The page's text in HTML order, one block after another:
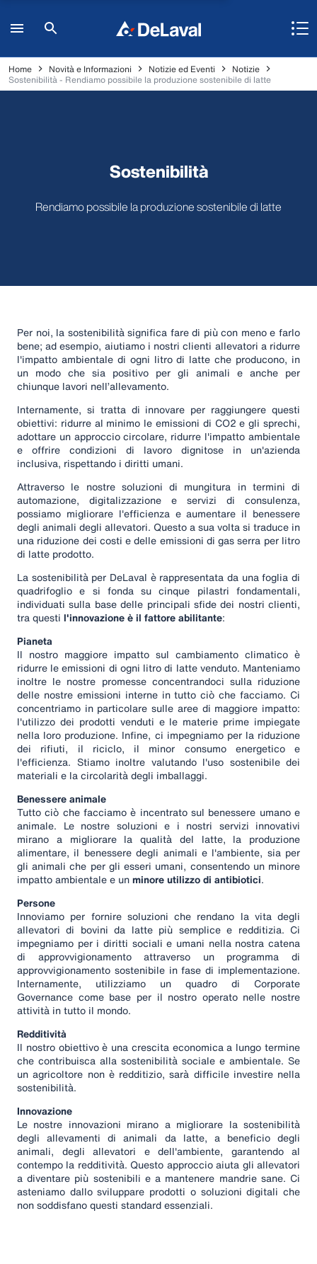
Home Novità e Informazioni Notizie ed Eventi
Notizie
Sostenibilità - Rendiamo possibile la produzione sostenibile di latte
Sostenibilità
Rendiamo possibile la produzione sostenibile di latte
Per noi, la sostenibilità significa fare di più con meno e farlo
bene; ad esempio, aiutiamo i nostri clienti allevatori a ridurre
l'impatto ambientale di ogni litro di latte che producono, in
un modo che sia positivo per gli animali e anche per
chiunque lavori nell’allevamento.
Internamente, si tratta di innovare per raggiungere questi
obiettivi: ridurre al minimo le emissioni di CO2 e gli sprechi,
adottare un approccio circolare, ridurre l'impatto ambientale
e offrire condizioni di lavoro dignitose in un'azienda
inclusiva, rispettando i diritti umani.
Attraverso le nostre soluzioni di mungitura in termini di
automazione, digitalizzazione e servizi di consulenza,
possiamo migliorare l'efficienza e aumentare il benessere
degli animali degli allevatori. Questo a sua volta si traduce in
una riduzione dei costi e delle emissioni di gas serra per litro
di latte prodotto.
La sostenibilità per DeLaval è rappresentata da una foglia di
quadrifoglio e si fonda su cinque pilastri fondamentali,
individuati sulla base delle principali sfide dei nostri clienti,
tra questi l'innovazione è il fattore abilitante:
Pianeta
Il nostro maggiore impatto sul cambiamento climatico è
ridurre le emissioni di ogni litro di latte venduto. Manteniamo
inoltre le nostre promesse concentrandoci sulla riduzione
delle nostre emissioni interne in tutto ciò che facciamo. Ci
concentriamo in particolare sulle aree di maggiore impatto:
l'utilizzo dei prodotti venduti e le materie prime impiegate
nella loro produzione. Infine, ci impegniamo per la riduzione
dei rifiuti, il riciclo, il minor consumo energetico e
l'efficienza. Stiamo inoltre valutando l'uso sostenibile dei
materiali e la circolarità degli imballaggi.
Benessere animale
Tutto ciò che facciamo è incentrato sul benessere umano e
animale. Le nostre soluzioni e i nostri servizi innovativi
mirano a migliorare la qualità del latte, la produzione
alimentare, il benessere degli animali e l'ambiente, sia per
gli animali che per gli esseri umani, consentendo un minore
impatto ambientale e unminore utilizzo di antibiotici.
Persone
Innoviamo per fornire soluzioni che rendano la vita degli
allevatori di bovini da latte più semplice e redditizia. Ci
impegniamo per i diritti sociali e umani nella nostra catena
di approvvigionamento attraverso un programma di
approvvigionamento sostenibile in fase di implementazione.
Internamente, utilizziamo un quadro di Corporate
Governance come base per il nostro operato nelle nostre
attività in tutto il mondo.
Redditività
Il nostro obiettivo è una crescita economica a lungo termine
che contribuisca alla sostenibilità sociale e ambientale. Se
un agricoltore non è redditizio, sarà difficile investire nella
sostenibilità.
Innovazione
Le nostre innovazioni mirano a migliorare la sostenibilità
degli allevamenti di animali da latte, a beneficio degli
animali, degli allevatori e dell'ambiente, garantendo al
contempo la redditività. Questo approccio aiuta gli allevatori
a diventare più sostenibili e a mantenere mandrie sane. Ci
asteniamo dallo sviluppare prodotti o soluzioni digitali che
non soddisfano questi standard essenziali.